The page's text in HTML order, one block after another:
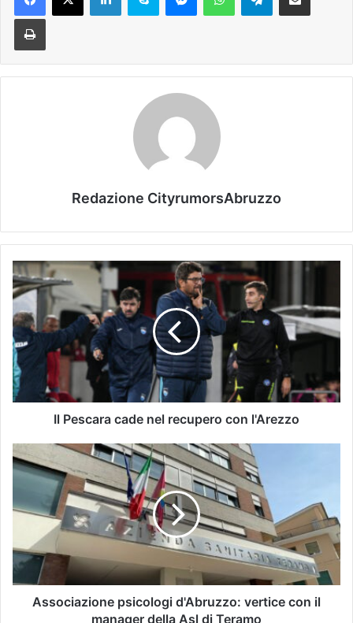
Redazione CityrumorsAbruzzo
Il Pescara cade nel recupero con l'Arezzo
Associazione psicologi d'Abruzzo: vertice con il
manager della Asl di Teramo